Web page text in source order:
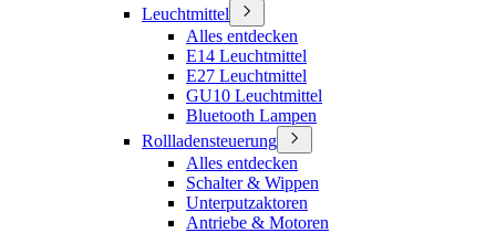
Leuchtmittel
Alles entdecken
E14 Leuchtmittel
E27 Leuchtmittel
GU10 Leuchtmittel
Bluetooth Lampen
Rollladensteuerung
Alles entdecken
Schalter & Wippen
Unterputzaktoren
Antriebe & Motoren